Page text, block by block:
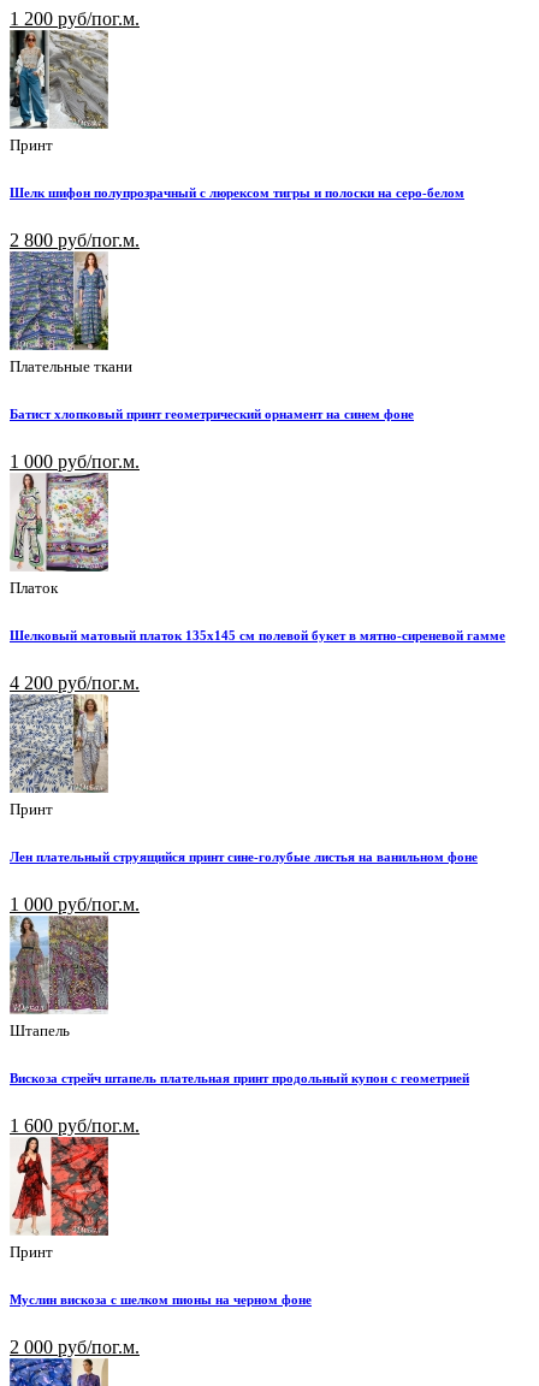
1 200 руб/пог.м.
Принт
Шелк шифон полупрозрачный с люрексом тигры и полоски на серо-белом
2 800 руб/пог.м.
Плательные ткани
Батист хлопковый принт геометрический орнамент на синем фоне
1 000 руб/пог.м.
Платок
Шелковый матовый платок 135х145 см полевой букет в мятно-сиреневой гамме
4 200 руб/пог.м.
Принт
Лен плательный струящийся принт сине-голубые листья на ванильном фоне
1 000 руб/пог.м.
Штапель
Вискоза стрейч штапель плательная принт продольный купон с геометрией
1 600 руб/пог.м.
Принт
Муслин вискоза с шелком пионы на черном фоне
2 000 руб/пог.м.